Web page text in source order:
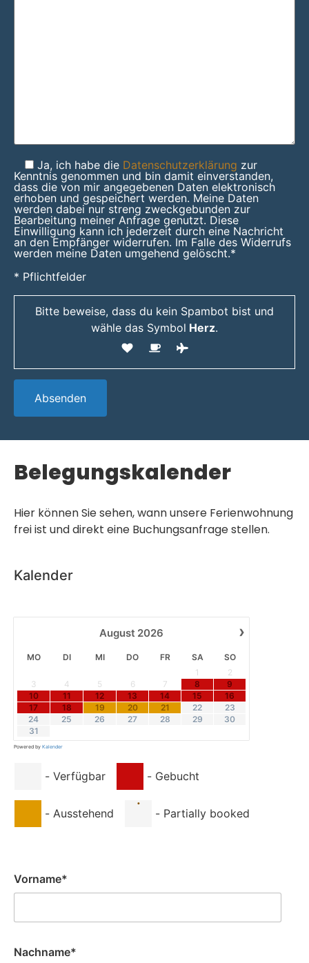
Ja, ich habe die Datenschutzerklärung zur
Kenntnis genommen und bin damit einverstanden,
dass die von mir angegebenen Daten elektronisch
erhoben und gespeichert werden. Meine Daten
werden dabei nur streng zweckgebunden zur
Bearbeitung meiner Anfrage genutzt. Diese
Einwilligung kann ich jederzeit durch eine Nachricht
an den Empfänger widerrufen. Im Falle des Widerrufs
werden meine Daten umgehend gelöscht.*
* Pflichtfelder
Bitte beweise, dass du kein Spambot bist und
wähle das Symbol Herz.
Belegungskalender
Hier können Sie sehen, wann unsere Ferienwohnung
frei ist und direkt eine Buchungsanfrage stellen.
Kalender
›
August 2026
MO DI MI DO FR SA
SO
1
2
3
4 5 6 7 8
9
10
11 12 13 14 15
16
17
18 19 20 21 22
23
24
25 26 27 28 29
30
31
Powered by Kalender
- Verfügbar - Gebucht
- Ausstehend
·
- Partially booked
Vorname*
Nachname*